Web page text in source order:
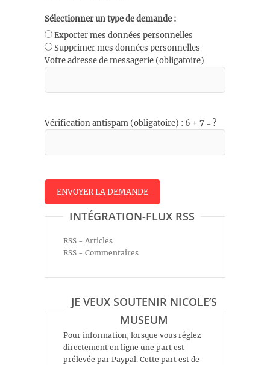
Sélectionner un type de demande :
Exporter mes données personnelles
Supprimer mes données personnelles
Votre adresse de messagerie (obligatoire)
Vérification antispam (obligatoire) : 6 + 7 = ?
INTÉGRATION-FLUX RSS
RSS - Articles
RSS - Commentaires
JE VEUX SOUTENIR NICOLE’S
MUSEUM
Pour information, lorsque vous réglez
directement en ligne une part est
prélevée par Paypal. Cette part est de